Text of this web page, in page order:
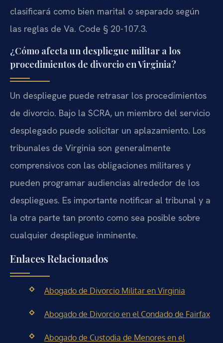
clasificará como bien marital o separado según
las reglas de Va. Code § 20-107.3.
¿Cómo afecta un despliegue militar a los
procedimientos de divorcio en Virginia?
Un despliegue puede retrasar los procedimientos
de divorcio. Bajo la SCRA, un miembro del servicio
desplegado puede solicitar un aplazamiento. Los
tribunales de Virginia son generalmente
comprensivos con las obligaciones militares y
pueden programar audiencias alrededor de los
despliegues. Es importante notificar al tribunal y a
la otra parte tan pronto como sea posible sobre
cualquier despliegue inminente.
Enlaces Relacionados
Abogado de Divorcio Militar en Virginia
Abogado de Divorcio en el Condado de Fairfax
Abogado de Custodia de Menores en el